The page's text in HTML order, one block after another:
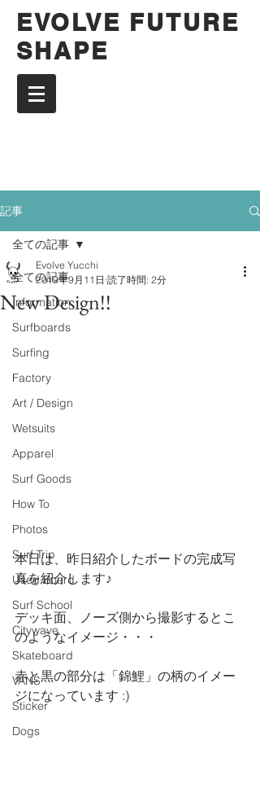
EVOLVE FUTURE
SHAPE
記事
全ての記事
Information
Surfboards
Surfing
Factory
Art / Design
Wetsuits
Apparel
Surf Goods
How To
Photos
Surf Trip
Used Board
Surf School
Citywave
Skateboard
VANS
Sticker
Dogs
全ての記事
New Design!!
Evolve Yucchi
2019年9月11日 読了時間: 2分
本日は、昨日紹介したボードの完成写
真を紹介します♪
デッキ面、ノーズ側から撮影するとこ
のようなイメージ・・・
赤と黒の部分は「錦鯉」の柄のイメー
ジになっています :)